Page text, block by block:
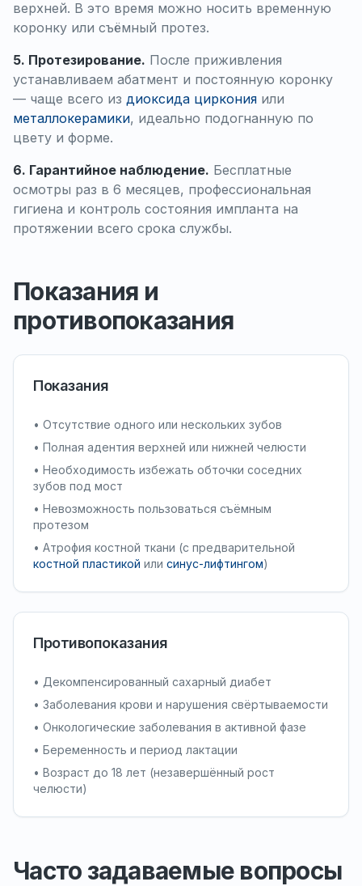
верхней. В это время можно носить временную
коронку или съёмный протез.
5. Протезирование. После приживления
устанавливаем абатмент и постоянную коронку
— чаще всего из диоксида циркония или
металлокерамики, идеально подогнанную по
цвету и форме.
6. Гарантийное наблюдение. Бесплатные
осмотры раз в 6 месяцев, профессиональная
гигиена и контроль состояния импланта на
протяжении всего срока службы.
Показания и
противопоказания
Показания
• Отсутствие одного или нескольких зубов
• Полная адентия верхней или нижней челюсти
• Необходимость избежать обточки соседних
зубов под мост
• Невозможность пользоваться съёмным
протезом
• Атрофия костной ткани (с предварительной
костной пластикой или синус-лифтингом)
Противопоказания
• Декомпенсированный сахарный диабет
• Заболевания крови и нарушения свёртываемости
• Онкологические заболевания в активной фазе
• Беременность и период лактации
• Возраст до 18 лет (незавершённый рост
челюсти)
Часто задаваемые вопросы